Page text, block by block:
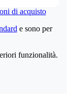
di acquisto
e sono per
funzionalità.